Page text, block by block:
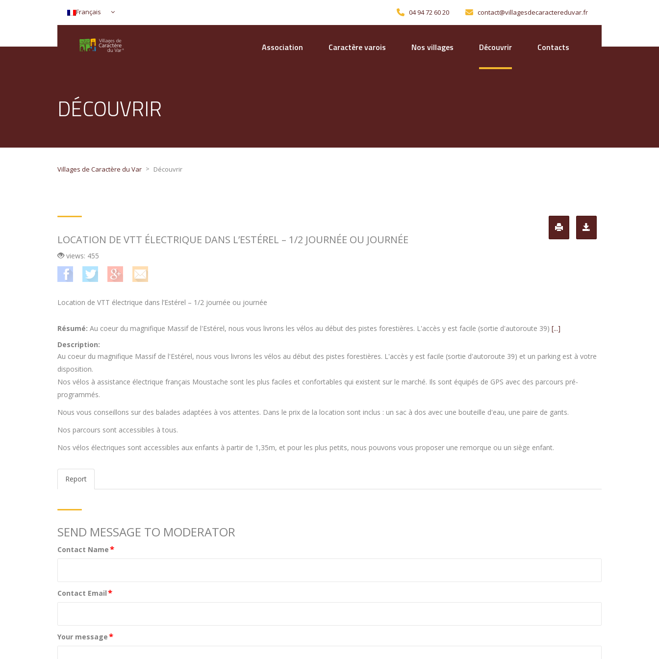
Français 04 94 72 60 20 contact@villagesdecaractereduvar.fr
Association Caractère varois Nos villages Découvrir Contacts
DÉCOUVRIR
Villages de Caractère du Var > Découvrir
LOCATION DE VTT ÉLECTRIQUE DANS L’ESTÉREL – 1/2 JOURNÉE OU JOURNÉE
views: 455
Location de VTT électrique dans l’Estérel – 1/2 journée ou journée
Résumé: Au coeur du magnifique Massif de l'Estérel, nous vous livrons les vélos au début des pistes forestières. L'accès y est facile (sortie d'autoroute 39) [...]
Description:
Au coeur du magnifique Massif de l'Estérel, nous vous livrons les vélos au début des pistes forestières. L'accès y est facile (sortie d'autoroute 39) et un parking est à votre
disposition.
Nos vélos à assistance électrique français Moustache sont les plus faciles et confortables qui existent sur le marché. Ils sont équipés de GPS avec des parcours pré-
programmés.
Nous vous conseillons sur des balades adaptées à vos attentes. Dans le prix de la location sont inclus : un sac à dos avec une bouteille d'eau, une paire de gants.
Nos parcours sont accessibles à tous.
Nos vélos électriques sont accessibles aux enfants à partir de 1,35m, et pour les plus petits, nous pouvons vous proposer une remorque ou un siège enfant.
Report
SEND MESSAGE TO MODERATOR
Contact Name*
Contact Email*
Your message*